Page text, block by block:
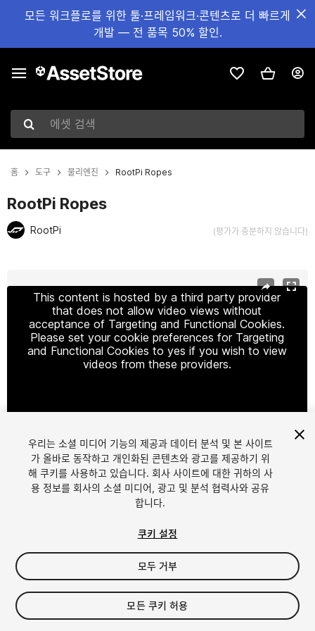
모든 워크플로를 위한 툴·프레임워크·콘텐츠로 더 빠르게
개발 — 전 품목 50% 할인.
에셋 검색
홈 도구 물리엔진 RootPi Ropes
RootPi Ropes
RootPi (평가가 충분하지 않습니다)
This content is hosted by a third party provider
that does not allow video views without
acceptance of Targeting and Functional Cookies.
Please set your cookie preferences for Targeting
and Functional Cookies to yes if you wish to view
videos from these providers.
1/5
$10
Seat
우리는 소셜 미디어 기능의 제공과 데이터 분석 및 본 사이트
가 올바로 동작하고 개인화된 콘텐츠와 광고를 제공하기 위
해 쿠키를 사용하고 있습니다. 회사 사이트에 대한 귀하의 사
용 정보를 회사의 소셜 미디어, 광고 및 분석 협력사와 공유
합니다.
쿠키 설정
모두 거부
모든 쿠키 허용